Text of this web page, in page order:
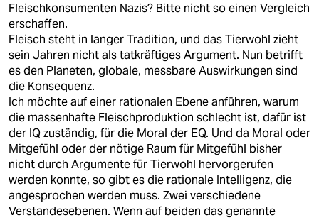
Fleischkonsumenten Nazis? Bitte nicht so einen Vergleich
erschaffen.
Fleisch steht in langer Tradition, und das Tierwohl zieht
sein Jahren nicht als tatkräftiges Argument. Nun betrifft
es den Planeten, globale, messbare Auswirkungen sind
die Konsequenz.
Ich möchte auf einer rationalen Ebene anführen, warum
die massenhafte Fleischproduktion schlecht ist, dafür ist
der IQ zuständig, für die Moral der EQ. Und da Moral oder
Mitgefühl oder der nötige Raum für Mitgefühl bisher
nicht durch Argumente für Tierwohl hervorgerufen
werden konnte, so gibt es die rationale Intelligenz, die
angesprochen werden muss. Zwei verschiedene
Verstandesebenen. Wenn auf beiden das genannte